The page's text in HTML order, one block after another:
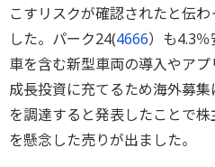
こすリスクが確認されたと伝
した。パーク24(4666）も4.3
車を含む新型車両の導入やア
成長投資に充てるため海外募
を調達すると発表したことで
を懸念した売りが出ました。